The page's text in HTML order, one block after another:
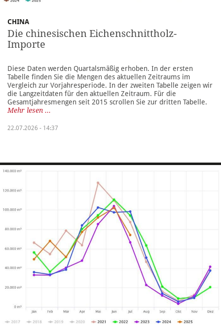
CHINA
Die chinesischen Eichenschnittholz-
Importe
Diese Daten werden Quartalsmäßig erhoben. In der ersten
Tabelle finden Sie die Mengen des aktuellen Zeitraums im
Vergleich zur Vorjahresperiode. In der zweiten Tabelle zeigen wir
die Langzeitdaten für den aktuellen Zeitraum. Für die
Gesamtjahresmengen seit 2015 scrollen Sie zur dritten Tabelle.
Mehr lesen ...
22.07.2026 - 14:37